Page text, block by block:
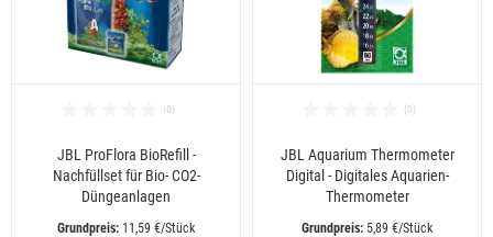
JBL ProFlora BioRefill -
Nachfüllset für Bio- CO2-
Düngeanlagen
11,59 €/Stück
JBL Aquarium Thermometer
Digital - Digitales Aquarien-
Thermometer
5,89 €/Stück